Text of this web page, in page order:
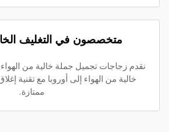
متخصصون في التغليف
نقدم زجاجات تجميل جملة خالية من الهواء
خالية من الهواء إلى أوروبا مع تقنية
ممتازة.